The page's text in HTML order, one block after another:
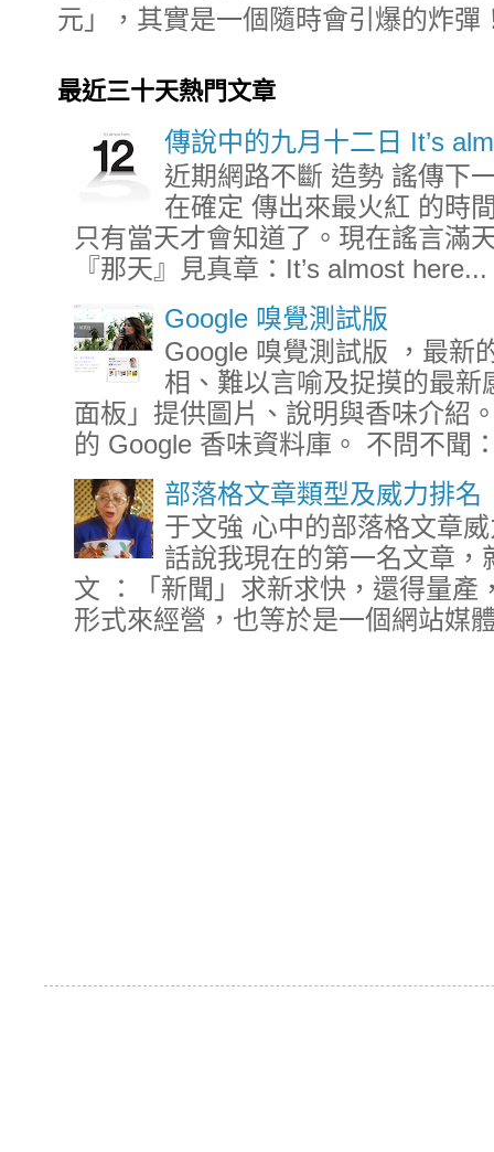
元」，其實是一個隨時會引爆的炸彈
最近三十天熱門文章
傳說中的九月十二日 It’s
近期網路不斷 造勢 謠傳下
在確定 傳出來最火紅 的時
只有當天才會知道了。現在謠言滿
『那天』見真章：It’s almost here...
Google 嗅覺測試版
Google 嗅覺測試版 ，最新
相、難以言喻及捉摸的最
面板」提供圖片、說明與香味介紹
的 Google 香味資料庫。 不問不聞
部落格文章類型及威力排名
于文強 心中的部落格文章
話說我現在的第一名文章
文 ：「新聞」求新求快，還得量產
形式來經營，也等於是一個網站媒